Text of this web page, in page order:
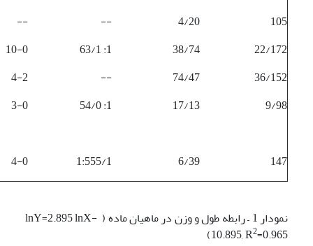
105
4/20
--
--
22/172
38/74
1: 63/1
10-0
36/152
74/47
--
4-2
9/98
17/13
1: 54/0
3-0
147
6/39
1:555/1
4-0
نمودار 1 – رابطه طول و وزن در ماهیان ماده ( lnY=2.895 lnX-
10.895, R2=0.965)